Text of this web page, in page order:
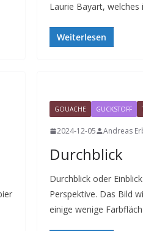
Laurie Bayart, welches
Weiterlesen
GOUACHE GUCKSTOFF
2024-12-05 Andreas
Durchblick
Durchblick oder
Perspektive. Das Bild
einige wenige